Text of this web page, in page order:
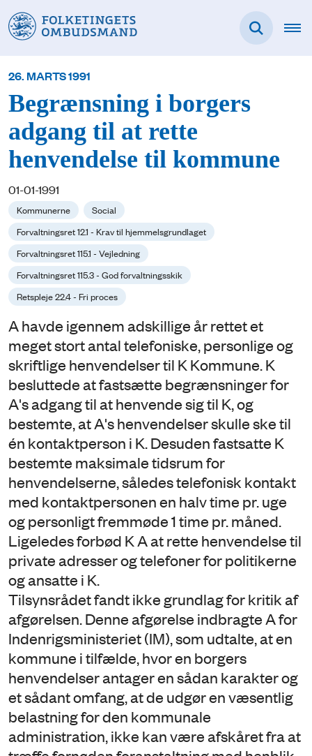
26. MARTS 1991
Begrænsning i borgers
adgang til at rette
henvendelse til kommune
01-01-1991
Kommunerne
Social
Forvaltningsret 12.1 - Krav til hjemmelsgrundlaget
Forvaltningsret 115.1 - Vejledning
Forvaltningsret 115.3 - God forvaltningsskik
Retspleje 22.4 - Fri proces
A havde igennem adskillige år rettet et
meget stort antal telefoniske, personlige og
skriftlige henvendelser til K Kommune. K
besluttede at fastsætte begrænsninger for
A's adgang til at henvende sig til K, og
bestemte, at A's henvendelser skulle ske til
én kontaktperson i K. Desuden fastsatte K
bestemte maksimale tidsrum for
henvendelserne, således telefonisk kontakt
med kontaktpersonen en halv time pr. uge
og personligt fremmøde 1 time pr. måned.
Ligeledes forbød K A at rette henvendelse til
private adresser og telefoner for politikerne
og ansatte i K.
Tilsynsrådet fandt ikke grundlag for kritik af
afgørelsen. Denne afgørelse indbragte A for
Indenrigsministeriet (IM), som udtalte, at en
kommune i tilfælde, hvor en borgers
henvendelser antager en sådan karakter og
et sådant omfang, at de udgør en væsentlig
belastning for den kommunale
administration, ikke kan være afskåret fra at